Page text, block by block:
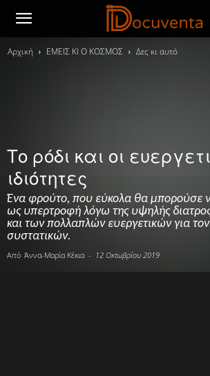
Αρχική ΕΜΕΙΣ ΚΙ Ο ΚΟΣΜΟΣ Δες κι αυτό
Το ρόδι και οι
ιδιότητες
Ένα φρούτο, που εύκολα θα μπορούσε
ως υπερτροφή λόγω της υψηλής
και των πολλαπλών ευεργετικών για
συστατικών.
Από Άννα-Μαρία Κέκια - 12 Οκτωβρίου 2019